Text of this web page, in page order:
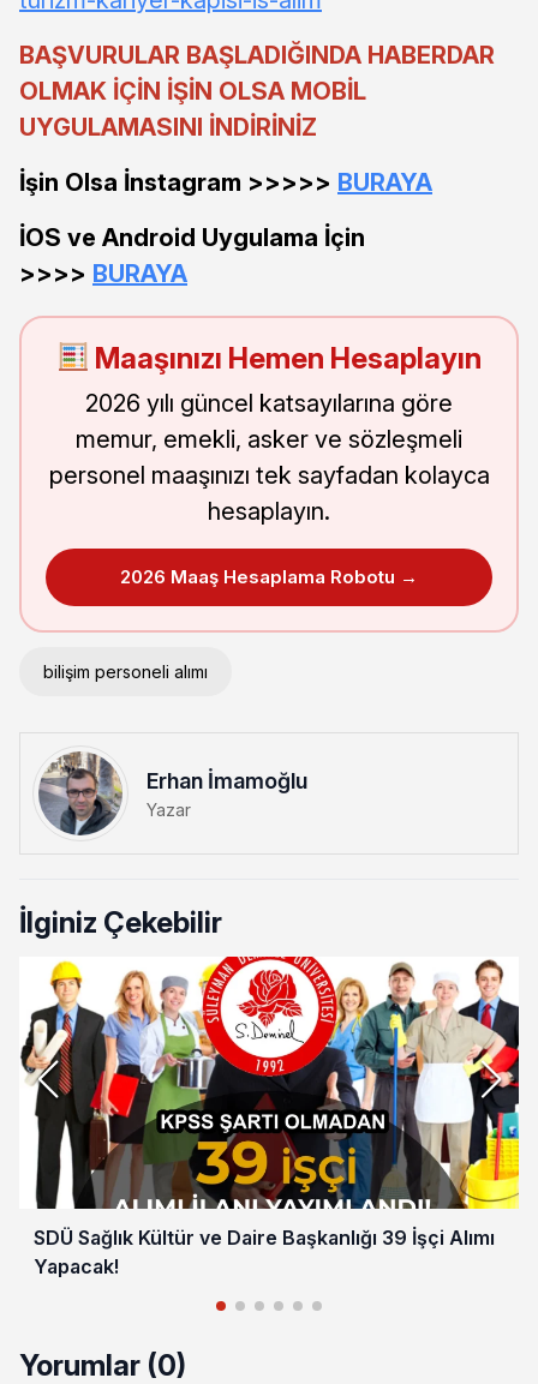
BAŞVURULAR BAŞLADIĞINDA HABERDAR
OLMAK İÇİN İŞİN OLSA MOBİL
UYGULAMASINI İNDİRİNİZ
İşin Olsa İnstagram >>>>> BURAYA
İOS ve Android Uygulama İçin
>>>> BURAYA
Maaşınızı Hemen Hesaplayın
2026 yılı güncel katsayılarına göre
memur, emekli, asker ve sözleşmeli
personel maaşınızı tek sayfadan kolayca
hesaplayın.
2026 Maaş Hesaplama Robotu →
bilişim personeli alımı
Erhan İmamoğlu
Yazar
İlginiz Çekebilir
SDÜ Sağlık Kültür ve Daire Başkanlığı 39 İşçi Alımı
Yapacak!
Yorumlar (0)